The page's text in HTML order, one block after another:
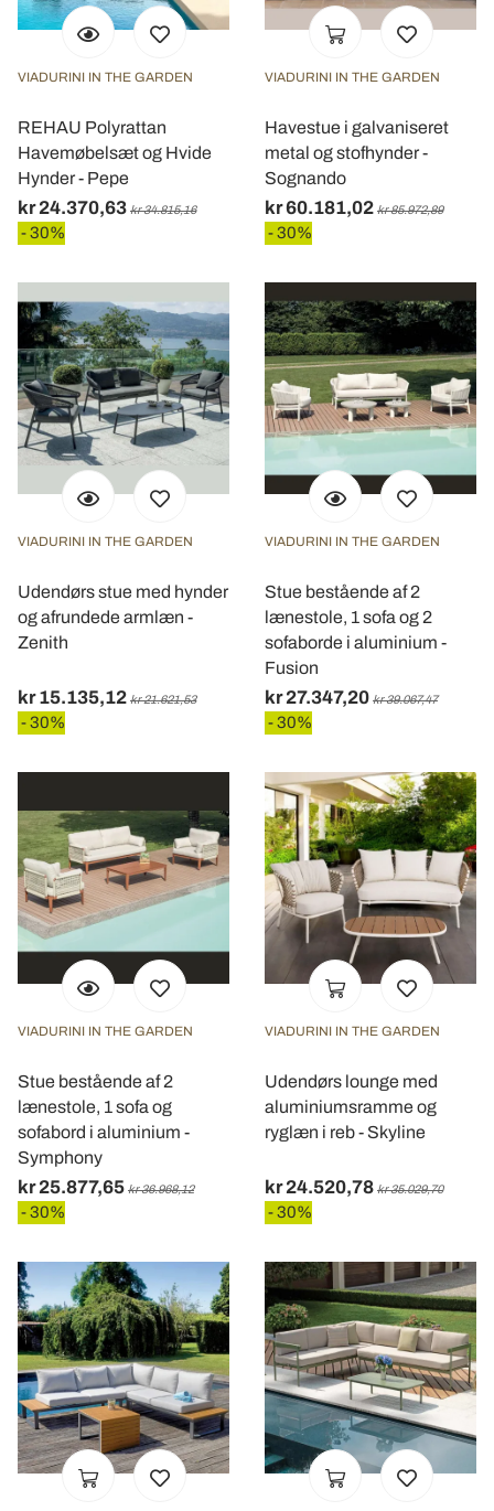
VIADURINI IN THE GARDEN
REHAU Polyrattan
Havemøbelsæt og Hvide
Hynder - Pepe
kr 24.370,63 kr 34.815,16
- 30%
VIADURINI IN THE GARDEN
Havestue i galvaniseret
metal og stofhynder -
Sognando
kr 60.181,02 kr 85.972,89
- 30%
VIADURINI IN THE GARDEN
Udendørs stue med hynder
og afrundede armlæn -
Zenith
kr 15.135,12 kr 21.621,53
- 30%
VIADURINI IN THE GARDEN
Stue bestående af 2
lænestole, 1 sofa og 2
sofaborde i aluminium -
Fusion
kr 27.347,20 kr 39.067,47
- 30%
VIADURINI IN THE GARDEN
Stue bestående af 2
lænestole, 1 sofa og
sofabord i aluminium -
Symphony
kr 25.877,65 kr 36.968,12
- 30%
VIADURINI IN THE GARDEN
Udendørs lounge med
aluminiumsramme og
ryglæn i reb - Skyline
kr 24.520,78 kr 35.029,70
- 30%